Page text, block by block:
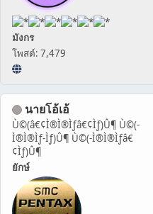
มังกร
โพสต์: 7,479
นายโอ้เอ้
Ù©(â€¢Ì®Ì®Ìƒâ€¢Ìƒ)Û¶ Ù©(-
Ì®Ì®Ìƒ-Ìƒ)Û¶ Ù©(-Ì®Ì®Ìƒâ€
¢Ìƒ)Û¶
ยักษ์